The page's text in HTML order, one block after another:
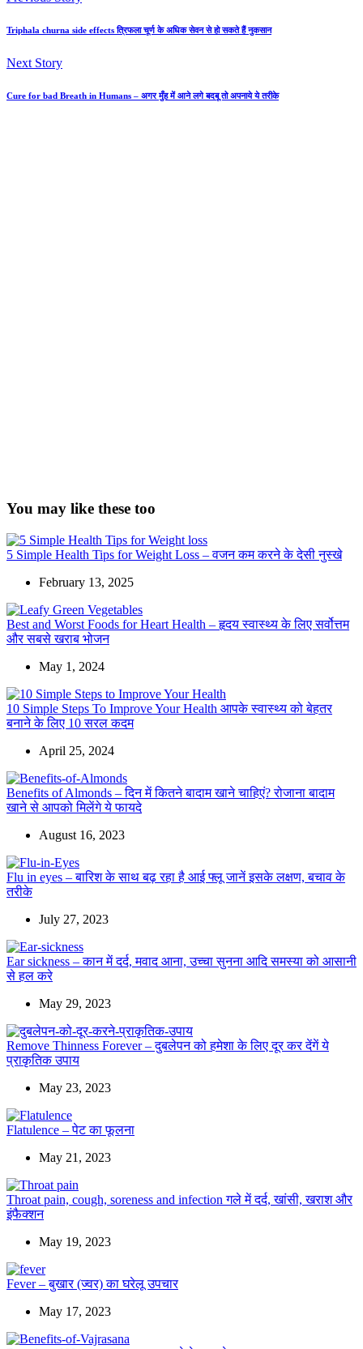
Triphala churna side effects त्रिफला चूर्ण के अधिक सेवन से हो सकते हैं नुकसान
Next Story
Cure for bad Breath in Humans – अगर मुँह में आने लगे बदबू तो अपनाये ये तरीके
You may like these too
5 Simple Health Tips for Weight Loss – वजन कम करने के देसी नुस्खे
February 13, 2025
Best and Worst Foods for Heart Health – हृदय स्वास्थ्य के लिए सर्वोत्तम
और सबसे खराब भोजन
May 1, 2024
10 Simple Steps To Improve Your Health आपके स्वास्थ्य को बेहतर
बनाने के लिए 10 सरल कदम
April 25, 2024
Benefits of Almonds – दिन में कितने बादाम खाने चाहिएं? रोजाना बादाम
खाने से आपको मिलेंगे ये फायदे
August 16, 2023
Flu in eyes – बारिश के साथ बढ़ रहा है आई फ्लू जानें इसके लक्षण, बचाव के
तरीके
July 27, 2023
Ear sickness – कान में दर्द, मवाद आना, उच्चा सुनना आदि समस्या को आसानी
से हल करे
May 29, 2023
Remove Thinness Forever – दुबलेपन को हमेशा के लिए दूर कर देंगें ये
प्राकृतिक उपाय
May 23, 2023
Flatulence – पेट का फूलना
May 21, 2023
Throat pain, cough, soreness and infection गले में दर्द, खांसी, खराश और
इंफैक्शन
May 19, 2023
Fever – बुखार (ज्वर) का घरेलू उपचार
May 17, 2023